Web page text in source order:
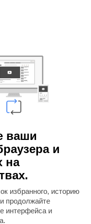
ваши
и
на
избранного, историю
продолжайте
интерфейса и